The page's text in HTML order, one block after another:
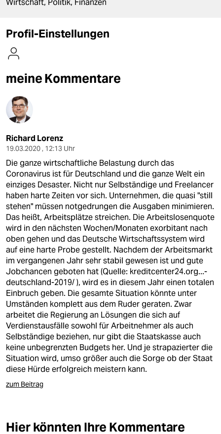
wahrheit
veranstaltungen
shop
fragen & hilfe
unterstützen
abo
genossenschaft
epaper login
Wirtschaft, Politik, Finanzen
Profil-Einstellungen
meine Kommentare
Richard Lorenz
19.03.2020 , 12:13 Uhr
Die ganze wirtschaftliche Belastung durch das
Coronavirus ist für Deutschland und die ganze Welt ein
einziges Desaster. Nicht nur Selbständige und Freelancer
haben harte Zeiten vor sich. Unternehmen, die quasi "still
stehen" müssen notgedrungen die Ausgaben minimieren.
Das heißt, Arbeitsplätze streichen. Die Arbeitslosenquote
wird in den nächsten Wochen/Monaten exorbitant nach
oben gehen und das Deutsche Wirtschaftssystem wird
auf eine harte Probe gestellt. Nachdem der Arbeitsmarkt
im vergangenen Jahr sehr stabil gewesen ist und gute
Jobchancen geboten hat (Quelle: kreditcenter24.org...-
deutschland-2019/), wird es in diesem Jahr einen totalen
Einbruch geben. Die gesamte Situation könnte unter
Umständen komplett aus dem Ruder geraten. Zwar
arbeitet die Regierung an Lösungen die sich auf
Verdienstausfälle sowohl für Arbeitnehmer als auch
Selbständige beziehen, nur gibt die Staatskasse auch
keine unbegrenzten Budgets her. Und je strapazierter die
Situation wird, umso größer auch die Sorge ob der Staat
diese Hürde erfolgreich meistern kann.
zum Beitrag
Hier könnten Ihre Kommentare